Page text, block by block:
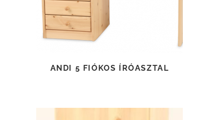
ANDI 5 FIÓKOS ÍRÓASZTAL